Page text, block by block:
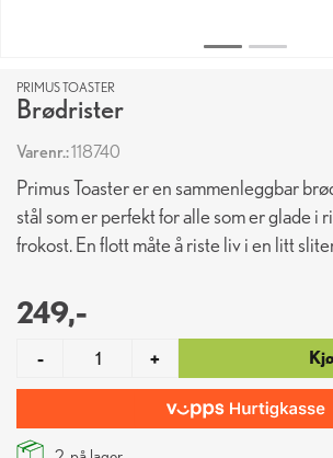
PRIMUS TOASTER
Brødrister
Varenr.:118740
Primus Toaster er en sammenleggbar
stål som er perfekt for alle som er glade i
frokost. En flott måte å riste liv i en litt
249,-
- +